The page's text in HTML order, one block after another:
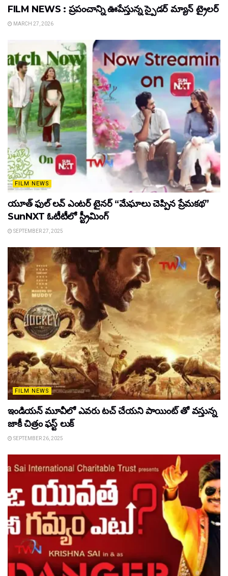
FILM NEWS : ప్రపంచాన్ని ఊపేస్తున్న స్పైడర్ మ్యాన్ ట్రైలర్
MARCH 27, 2026
FILM NEWS
యూత్ ఫుల్ లవ్ ఎంటర్ టైనర్ “మేఘాలు చెప్పిన ప్రేమకథ”
SunNXT ఓటీటీలో స్ట్రీమింగ్
SEPTEMBER 27, 2025
FILM NEWS
ఇండియన్ మూవీలో ఎవరు టచ్ చేయని పాయింట్ తో వస్తున్న
జాకీ చిత్రం ఫస్ట్ లుక్
SEPTEMBER 26, 2025